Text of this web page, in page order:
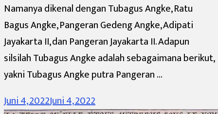
Namanya dikenal dengan Tubagus Angke, Ratu
Bagus Angke, Pangeran Gedeng Angke, Adipati
Jayakarta II, dan Pangeran Jayakarta II. Adapun
silsilah Tubagus Angke adalah sebagaimana berikut,
yakni Tubagus Angke putra Pangeran …
Juni 4, 2022Juni 4, 2022